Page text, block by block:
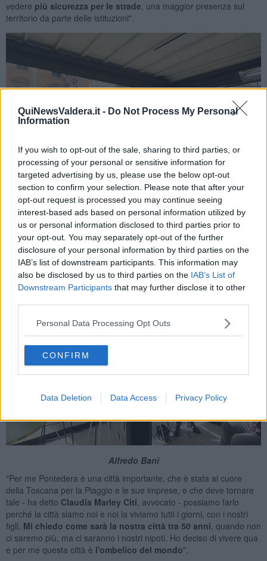
QuiNewsValdera.it - Do Not Process My Personal
Information
If you wish to opt-out of the sale, sharing to third parties, or
processing of your personal or sensitive information for
targeted advertising by us, please use the below opt-out
section to confirm your selection. Please note that after your
opt-out request is processed you may continue seeing
interest-based ads based on personal information utilized by
us or personal information disclosed to third parties prior to
your opt-out. You may separately opt-out of the further
disclosure of your personal information by third parties on the
IAB’s list of downstream participants. This information may
also be disclosed by us to third parties on the IAB’s List of
Downstream Participants that may further disclose it to other
Personal Data Processing Opt Outs
CONFIRM
Data Deletion Data Access Privacy Policy
vedere più sicurezza per le strade , una maggior presenza sul
territorio da parte delle istituzioni".
Ylenia Sartini
Alfredo Bani
"Per me Pontedera è una città importante, che è stata al cuore
della Toscana per la Piaggio e le sue imprese, e che deve tornare
tale - ha detto Claudia Marley Citi, avvocato - possiamo farlo
perché la città siamo noi e noi la viviamo tutti i giorni, con i nostri
figli. Mi chiedo come sarà la nostra città tra 50 anni, quando non
ci saremo più, ma ci saranno i nostri nipoti. Ho deciso di vivere qua
e per me questa città è l'ombelico del mondo".